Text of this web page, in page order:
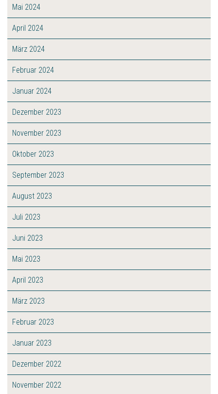
Mai 2024
April 2024
März 2024
Februar 2024
Januar 2024
Dezember 2023
November 2023
Oktober 2023
September 2023
August 2023
Juli 2023
Juni 2023
Mai 2023
April 2023
März 2023
Februar 2023
Januar 2023
Dezember 2022
November 2022